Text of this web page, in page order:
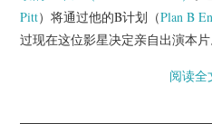
Pitt）将通过他的B计划（Plan B
过现在这位影星决定亲自出演本片
阅读全